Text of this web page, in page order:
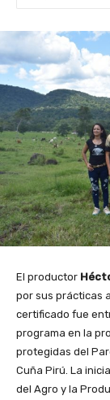
El productor
por sus prácticas
certificado fue
programa en la
protegidas del
Cuña Pirú. La
del Agro y la